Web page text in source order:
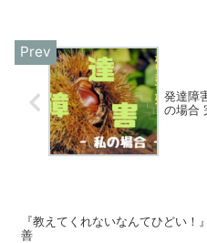
発達障
の場合
『教えてくれないなんてひどい！
善